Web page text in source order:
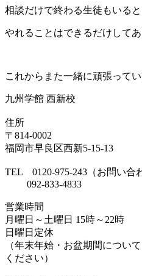
相談だけで終わる生徒もいると
やれることはできるだけしてあ
これからまた一緒に頑張ってい
九州学館 西新校
住所
〒814-0002
福岡市早良区西新5-15-13
TEL 0120-975-243（お問い合
092-833-4833
営業時間
月曜日～土曜日 15時～22時
日曜日定休
（年末年始・お盆期間につい
ください）